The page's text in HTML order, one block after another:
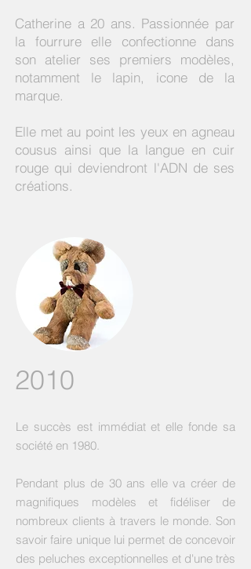
Catherine a 20 ans. Passionnée par
la fourrure elle confectionne dans
son atelier ses premiers modèles,
notamment le lapin, icone de la
marque.
Elle met au point les yeux en agneau
cousus ainsi que la langue en cuir
rouge qui deviendront l'ADN de ses
créations.
2010
Le succès est immédiat et elle fonde sa
société en 1980.
Pendant plus de 30 ans elle va créer de
magnifiques modèles et fidéliser de
nombreux clients à travers le monde. Son
savoir faire unique lui permet de concevoir
des peluches exceptionnelles et d'une très